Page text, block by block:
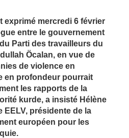
exprimé mercredi 6 février
entre le gouvernement
Parti des travailleurs du
Öcalan, en vue de
de violence en
en profondeur pourrait
les rapports de la
kurde, a insisté Hélène
EELV, présidente de la
européen pour les